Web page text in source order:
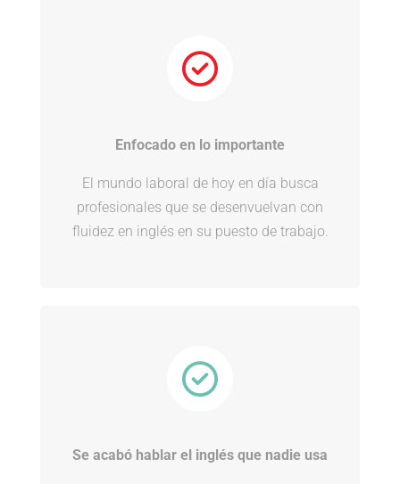
Enfocado en lo importante
El mundo laboral de hoy en día busca
profesionales que se desenvuelvan con
fluidez en inglés en su puesto de trabajo.
Se acabó hablar el inglés que nadie usa